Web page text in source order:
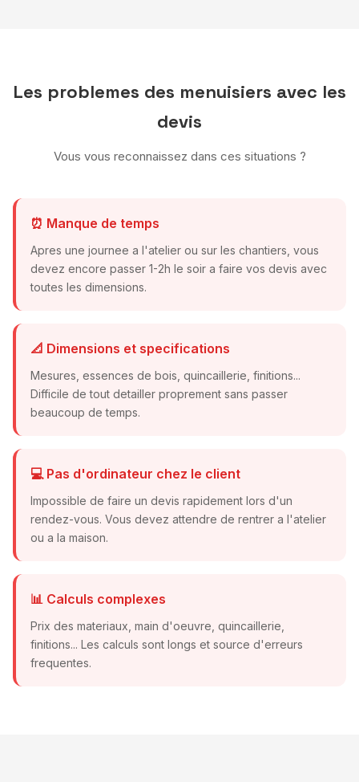
Les problemes des menuisiers avec les
devis
Vous vous reconnaissez dans ces situations ?
⏰ Manque de temps
Apres une journee a l'atelier ou sur les chantiers, vous
devez encore passer 1-2h le soir a faire vos devis avec
toutes les dimensions.
📐 Dimensions et specifications
Mesures, essences de bois, quincaillerie, finitions...
Difficile de tout detailler proprement sans passer
beaucoup de temps.
💻 Pas d'ordinateur chez le client
Impossible de faire un devis rapidement lors d'un
rendez-vous. Vous devez attendre de rentrer a l'atelier
ou a la maison.
📊 Calculs complexes
Prix des materiaux, main d'oeuvre, quincaillerie,
finitions... Les calculs sont longs et source d'erreurs
frequentes.